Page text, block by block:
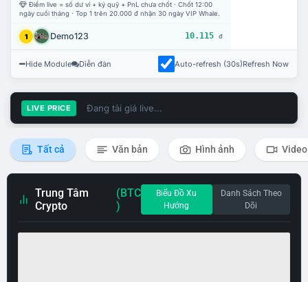
Điểm live = số dư ví + ký quỹ + PnL chưa chốt · Chốt 12:00
ngày cuối tháng · Top 1 trên 20.000 đ nhận 30 ngày VIP Whale.
1 Demo123 10.115 đ
Hide Module Diễn đàn Auto-refresh (30s)Refresh Now
LIVE PRICE Đang tải giá live...
Tất cả Văn bản Hình ảnh Video
Trung Tâm
Crypto
(BTC
)
Biểu Đồ Xu
Hướng
Danh Sách Theo
Dõi